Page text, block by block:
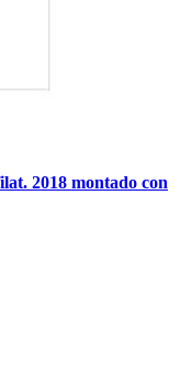
2018 montado con